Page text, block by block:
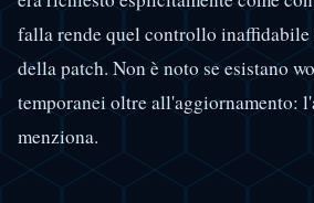
falla rende quel controllo
della patch. Non è noto se esistano
temporanei oltre all'aggiornamento:
menziona.